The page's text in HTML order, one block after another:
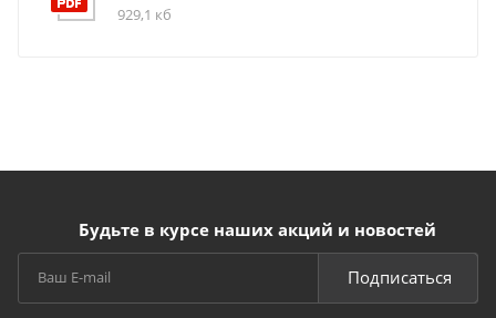
929,1 кб
Будьте в курсе наших акций и новостей
Подписаться